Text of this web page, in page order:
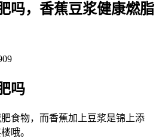
吗，香蕉豆浆健康燃脂
吗
食物，而香蕉加上豆浆是锦上添
哦。